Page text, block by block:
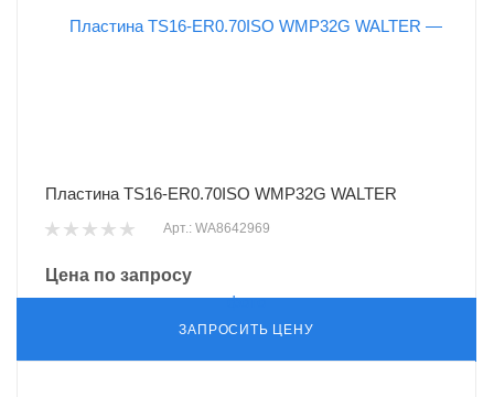
Пластина TS16-ER0.70ISO WMP32G WALTER
Арт.: WA8642969
Цена по запросу
ЗАПРОСИТЬ ЦЕНУ